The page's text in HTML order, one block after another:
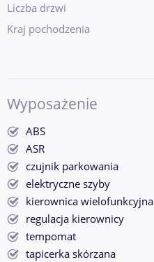
Liczba drzwi
Kraj pochodzenia
Wyposażenie
ABS
ASR
czujnik parkowania
elektryczne szyby
kierownica wielofunkcyjna
regulacja kierownicy
tempomat
tapicerka skórzana